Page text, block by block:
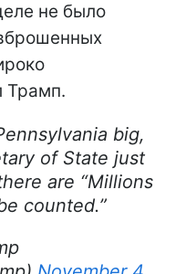
не было
Трамп.
big,
of State just
are “Millions
counted.”